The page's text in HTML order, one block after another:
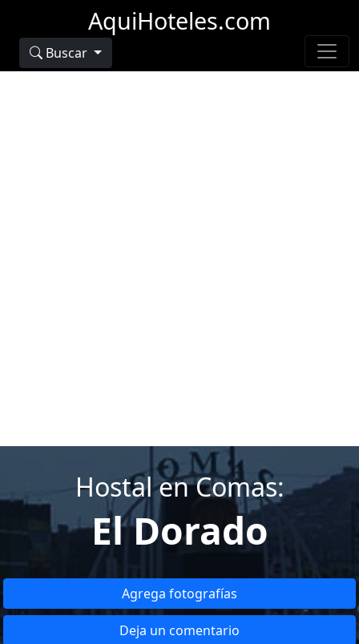
AquiHoteles.com
Buscar
Hostal en Comas:
El Dorado
Agrega fotografías
Deja un comentario